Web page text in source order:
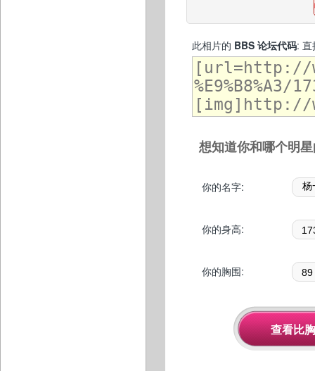
此相片的 BBS 论坛代码: 直
想知道你和哪个明
你的名字:
你的身高:
你的胸围: